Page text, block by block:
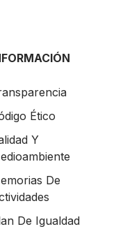
Ético
Y
De
De Igualdad